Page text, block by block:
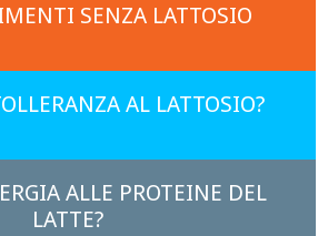
SENZA LATTOSIO
AL LATTOSIO?
ALLE PROTEINE DEL
LATTE?